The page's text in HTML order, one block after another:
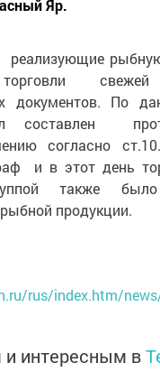
Яр.
реализующие
свежей
документов. По
составлен
согласно
и в этот день
также
продукции.
rus/index.htm/
интересным в